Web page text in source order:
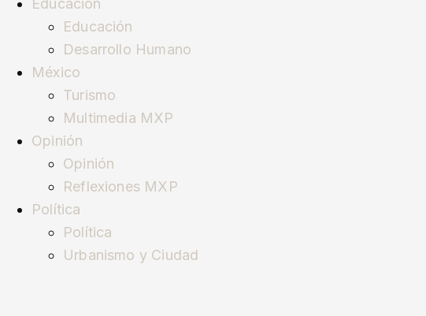
Educación
Educación
Desarrollo Humano
México
Turismo
Multimedia MXP
Opinión
Opinión
Reflexiones MXP
Política
Política
Urbanismo y Ciudad